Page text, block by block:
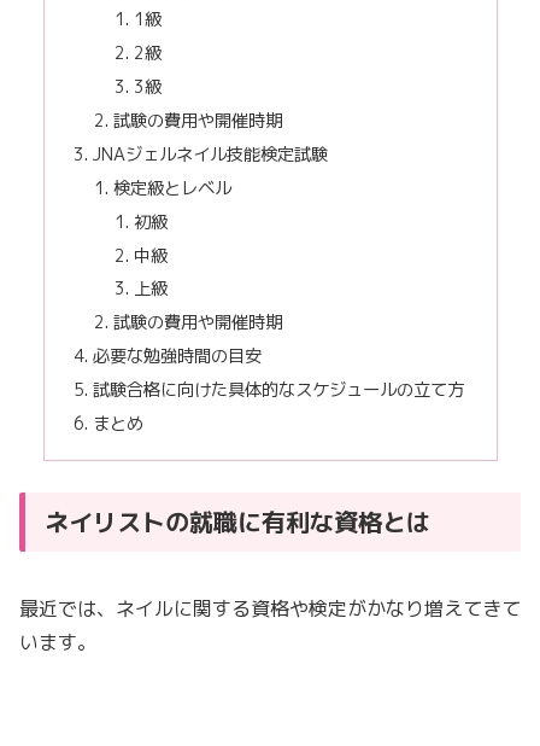
1級
2級
3級
試験の費用や開催時期
JNAジェルネイル技能検定試験
検定級とレベル
初級
中級
上級
試験の費用や開催時期
必要な勉強時間の目安
試験合格に向けた具体的なスケジュールの立て方
まとめ
ネイリストの就職に有利な資格とは
最近では、ネイルに関する資格や検定がかなり増えてきて
います。